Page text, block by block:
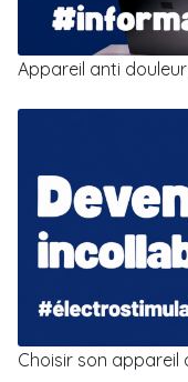
Appareil anti
Choisir son